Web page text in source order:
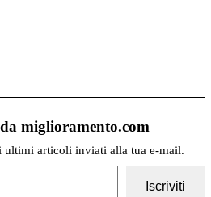
miglioramento.com
ultimi articoli inviati alla tua e-mail.
Iscriviti